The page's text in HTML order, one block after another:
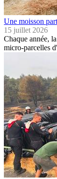
Une moisson
15 juillet 2026
Chaque année,
micro-parcelles